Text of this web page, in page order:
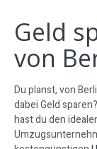
Geld
von
Du planst, von
dabei Geld
hast du den